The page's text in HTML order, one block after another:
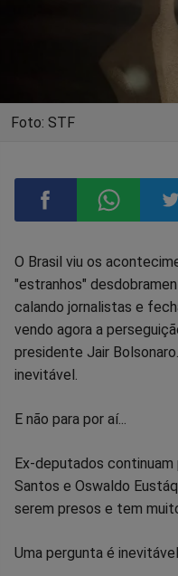
Foto: STF
Compartilhar
no
Facebook
no
Whatsapp
O Brasil viu os
"estranhos"
calando jornalistas e
vendo agora a
presidente Jair
inevitável.
E não para por aí...
Ex-deputados
Santos e Oswaldo
serem presos e tem
Uma pergunta é